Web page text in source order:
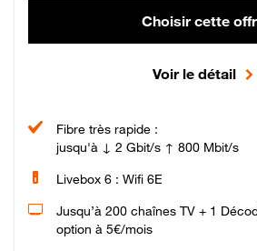
Choisir cette
Voir le détail
Fibre très rapide :
jusqu'à ↓ 2 Gbit/s ↑ 800 Mbit/s
Livebox 6 : Wifi 6E
Jusqu’à 200 chaînes TV + 1
option à 5€/mois